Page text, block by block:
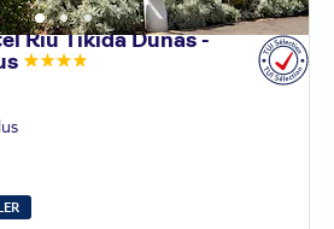
Riu Tikida Dunas -